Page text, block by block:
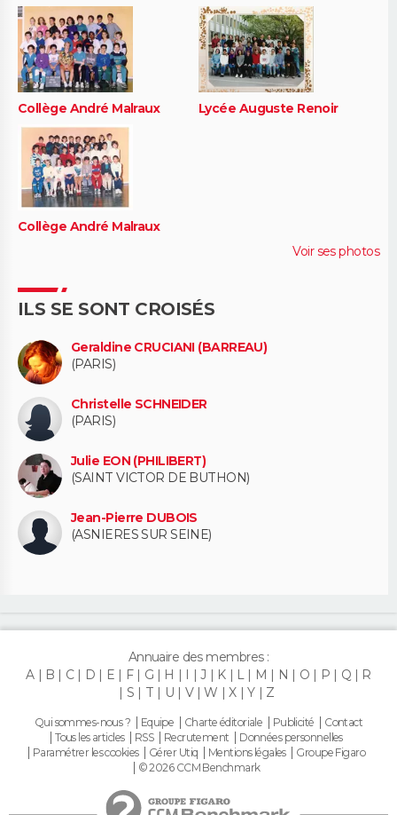
Collège André Malraux Lycée Auguste Renoir
Collège André Malraux
Voir ses photos
ILS SE SONT CROISÉS
Geraldine CRUCIANI (BARREAU)
(PARIS)
Christelle SCHNEIDER
(PARIS)
Julie EON (PHILIBERT)
(SAINT VICTOR DE BUTHON)
Jean-Pierre DUBOIS
(ASNIERES SUR SEINE)
Annuaire des membres :
A
B C D E F G H I J K L M N O P Q
R
S
T U V W X Y Z
Qui sommes-nous ? Equipe Charte éditoriale Publicité
Contact
Tous les articles
RSS Recrutement
Données personnelles
Paramétrer les cookies
Gérer Utiq Mentions légales
Groupe Figaro
© 2026 CCM Benchmark